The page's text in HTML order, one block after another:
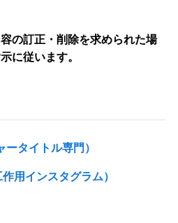
の訂正・削除を求められた場
に従います。
タイトル専門）
用インスタグラム）